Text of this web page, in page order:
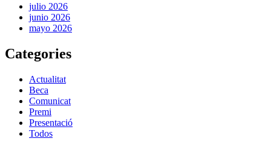
julio 2026
junio 2026
mayo 2026
Categories
Actualitat
Beca
Comunicat
Premi
Presentació
Todos